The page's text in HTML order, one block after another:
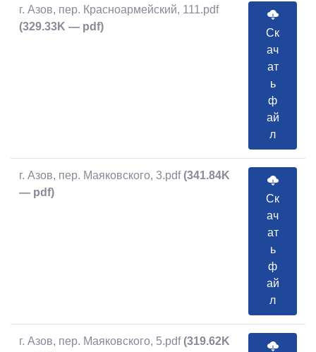
г. Азов, пер. Красноармейский, 111.pdf
(329.33K — pdf)
Ск
ач
ат
ь
ф
ай
л
г. Азов, пер. Маяковского, 3.pdf (341.84K
— pdf)
Ск
ач
ат
ь
ф
ай
л
г. Азов, пер. Маяковского, 5.pdf (319.62K